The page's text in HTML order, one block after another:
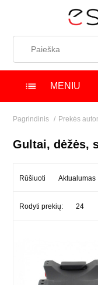
MENIU
Pagrindinis Prekės
Gultai, dėžės,
Rūšiuoti Aktualumas
Rodyti prekių: 24